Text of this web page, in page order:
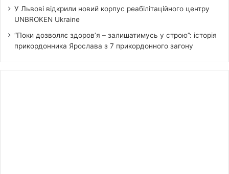
У Львові відкрили новий корпус реабілітаційного центру
UNBROKEN Ukraine
“Поки дозволяє здоров’я – залишатимусь у строю”: історія
прикордонника Ярослава з 7 прикордонного загону